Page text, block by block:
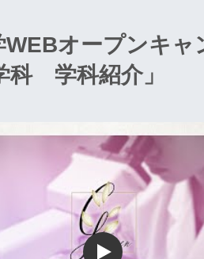
WEBオープンキャ
科 学科紹介」